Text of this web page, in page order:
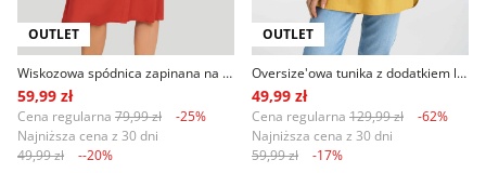
OUTLET
Wiskozowa spódnica zapinana na guziki
59,99 zł
Cena regularna 79,99 zł
-25%
Najniższa cena z 30 dni
49,99 zł
--20%
OUTLET
Oversize'owa tunika z dodatkiem lnu, żółta
49,99 zł
Cena regularna 129,99 zł
-62%
Najniższa cena z 30 dni
59,99 zł
-17%